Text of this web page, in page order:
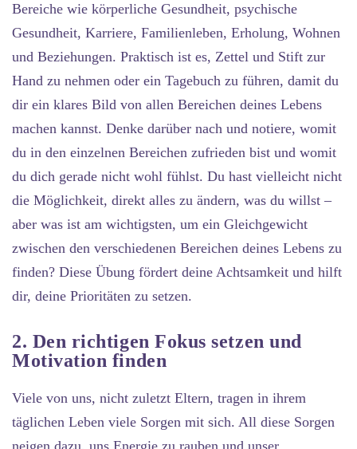
Bereiche wie körperliche Gesundheit, psychische
Gesundheit, Karriere, Familienleben, Erholung, Wohnen
und Beziehungen. Praktisch ist es, Zettel und Stift zur
Hand zu nehmen oder ein Tagebuch zu führen, damit du
dir ein klares Bild von allen Bereichen deines Lebens
machen kannst. Denke darüber nach und notiere, womit
du in den einzelnen Bereichen zufrieden bist und womit
du dich gerade nicht wohl fühlst. Du hast vielleicht nicht
die Möglichkeit, direkt alles zu ändern, was du willst –
aber was ist am wichtigsten, um ein Gleichgewicht
zwischen den verschiedenen Bereichen deines Lebens zu
finden? Diese Übung fördert deine Achtsamkeit und hilft
dir, deine Prioritäten zu setzen.
2. Den richtigen Fokus setzen und
Motivation finden
Viele von uns, nicht zuletzt Eltern, tragen in ihrem
täglichen Leben viele Sorgen mit sich. All diese Sorgen
neigen dazu, uns Energie zu rauben und unser